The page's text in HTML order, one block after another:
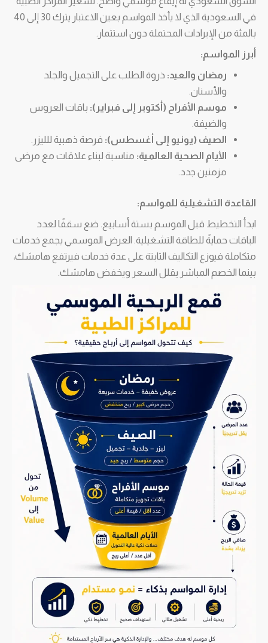
في السعودية الذي لا يأخذ المواسم بعين الاعتبار يترك 30 إلى 40
بالمئة من الإيرادات المحتملة دون استثمار.
أبرز المواسم:
رمضان والعيد: ذروة الطلب على التجميل والجلد
والأسنان.
موسم الأفراح (أكتوبر إلى فبراير): باقات العروس
والضيفة.
الصيف (يونيو إلى أغسطس): فرصة ذهبية للليزر.
الأيام الصحية العالمية: مناسبة لبناء علاقات مع مرضى
مزمنين جدد.
القاعدة التشغيلية للمواسم:
ابدأ التخطيط قبل الموسم بستة أسابيع. ضع سقفًا لعدد
الباقات حمايةً للطاقة التشغيلية. العرض الموسمي يجمع خدمات
متكاملة فيوزع التكاليف الثابتة على عدة خدمات فيرتفع هامشك،
بينما الخصم المباشر يقلل السعر ويخفض هامشك.